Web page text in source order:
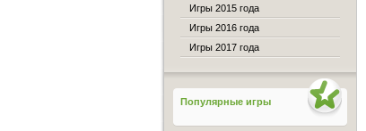
Игры 2015 года
Игры 2016 года
Игры 2017 года
Популярные игры